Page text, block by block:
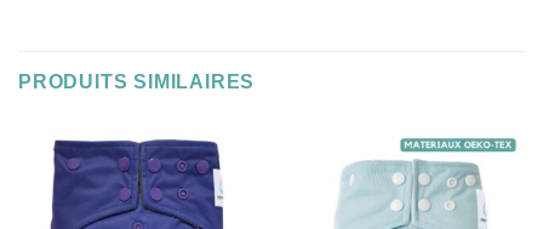
PRODUITS SIMILAIRES